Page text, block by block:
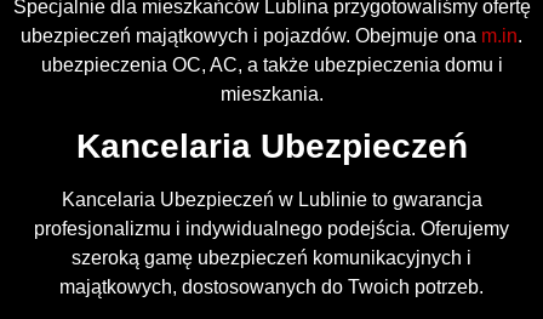
Specjalnie dla mieszkańców Lublina przygotowaliśmy ofertę
ubezpieczeń majątkowych i pojazdów. Obejmuje ona m.in.
ubezpieczenia OC, AC, a także ubezpieczenia domu i
mieszkania.
Kancelaria Ubezpieczeń
Kancelaria Ubezpieczeń w Lublinie to gwarancja
profesjonalizmu i indywidualnego podejścia. Oferujemy
szeroką gamę ubezpieczeń komunikacyjnych i
majątkowych, dostosowanych do Twoich potrzeb.